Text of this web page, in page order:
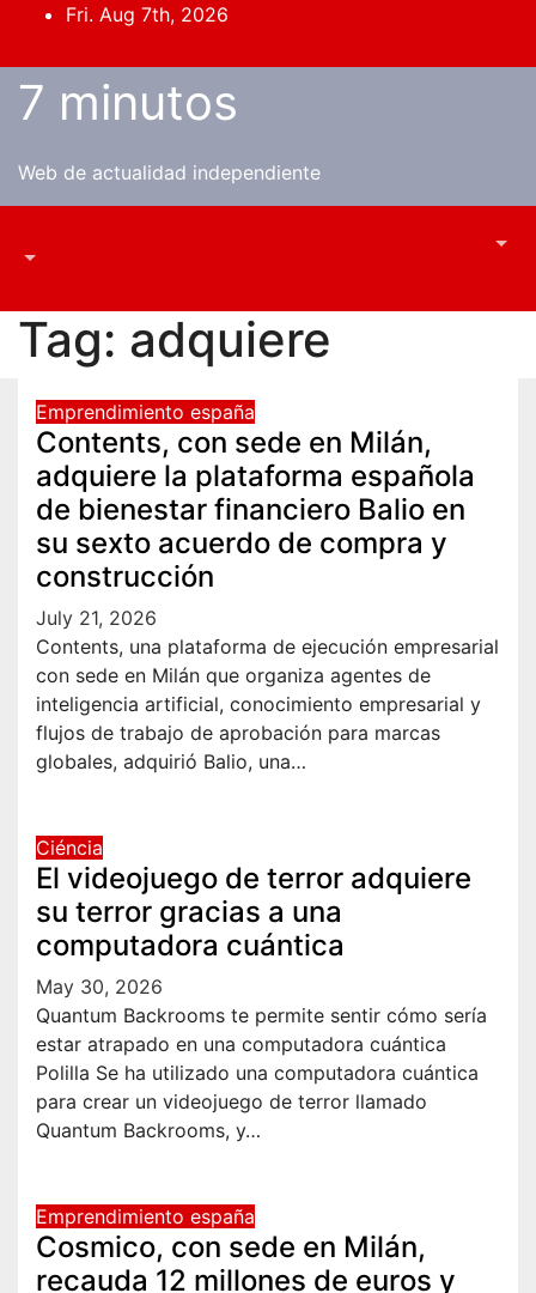
content
Fri. Aug 7th, 2026
7 minutos
Web de actualidad independiente
Tag: adquiere
Emprendimiento españa
Contents, con sede en Milán,
adquiere la plataforma española
de bienestar financiero Balio en
su sexto acuerdo de compra y
construcción
July 21, 2026
Contents, una plataforma de ejecución empresarial
con sede en Milán que organiza agentes de
inteligencia artificial, conocimiento empresarial y
flujos de trabajo de aprobación para marcas
globales, adquirió Balio, una…
Ciéncia
El videojuego de terror adquiere
su terror gracias a una
computadora cuántica
May 30, 2026
Quantum Backrooms te permite sentir cómo sería
estar atrapado en una computadora cuántica
Polilla Se ha utilizado una computadora cuántica
para crear un videojuego de terror llamado
Quantum Backrooms, y…
Emprendimiento españa
Cosmico, con sede en Milán,
recauda 12 millones de euros y